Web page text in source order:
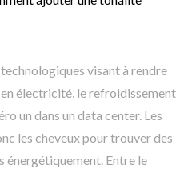
visant à rendre
électricité, le refroidissement
un dans un data center. Les
les cheveux pour trouver des
énergétiquement. Entre le